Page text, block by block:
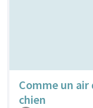
Comme un air
chien